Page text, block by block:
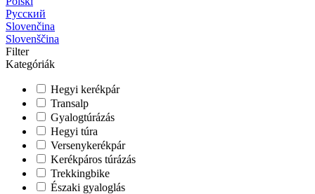
Русский
Slovenčina
Slovenščina
Filter
Kategóriák
Hegyi kerékpár
Transalp
Gyalogtúrázás
Hegyi túra
Versenykerékpár
Kerékpáros túrázás
Trekkingbike
Északi gyaloglás